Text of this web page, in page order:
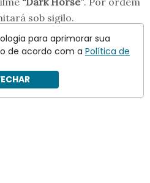
sob sigilo.
para aprimorar sua
de acordo com a Política de